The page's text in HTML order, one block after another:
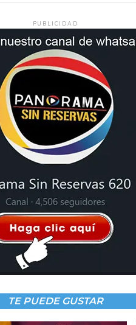
PUBLICIDAD
TE PUEDE GUSTAR